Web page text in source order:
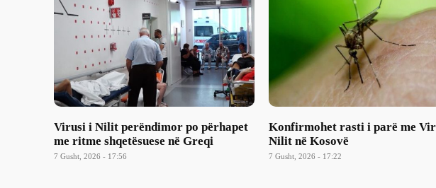
Virusi i Nilit perëndimor po përhapet
me ritme shqetësuese në Greqi
7 Gusht, 2026 - 17:56
Konfirmohet rasti i parë me
Nilit në Kosovë
7 Gusht, 2026 - 17:22